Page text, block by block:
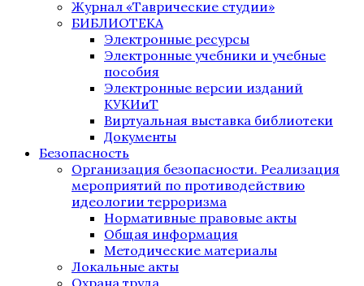
Журнал «Таврические студии»
БИБЛИОТЕКА
Электронные ресурсы
Электронные учебники и учебные
пособия
Электронные версии изданий
КУКИиТ
Виртуальная выставка библиотеки
Документы
Безопасность
Организация безопасности. Реализация
мероприятий по противодействию
идеологии терроризма
Нормативные правовые акты
Общая информация
Методические материалы
Локальные акты
Охрана труда